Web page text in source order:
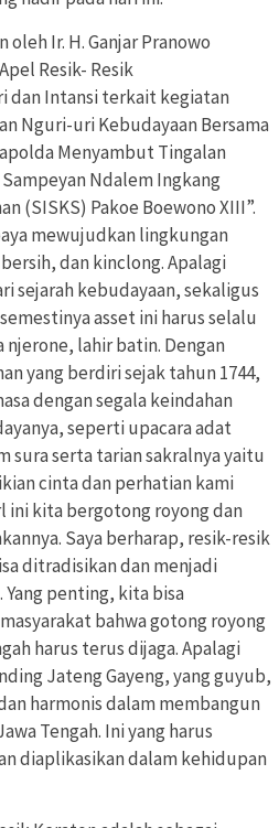
Ir. H. Ganjar Pranowo
Resik- Resik
dan Intansi terkait kegiatan
Nguri-uri Kebudayaan Bersama
Menyambut Tingalan
Ndalem Ingkang
(SISKS) Pakoe Boewono XIII”.
mewujudkan lingkungan
dan kinclong. Apalagi
sejarah kebudayaan, sekaligus
asset ini harus selalu
njerone, lahir batin. Dengan
yang berdiri sejak tahun 1744,
dengan segala keindahan
seperti upacara adat
sura serta tarian sakralnya yaitu
cinta dan perhatian kami
ini kita bergotong royong dan
Saya berharap, resik-resik
ditradisikan dan menjadi
penting, kita bisa
bahwa gotong royong
harus terus dijaga. Apalagi
Jateng Gayeng, yang guyub,
harmonis dalam membangun
Tengah. Ini yang harus
diaplikasikan dalam kehidupan